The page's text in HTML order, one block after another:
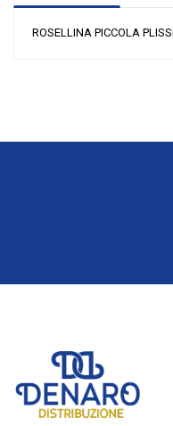
ROSELLINA PICCOLA
Categoria Prodotto